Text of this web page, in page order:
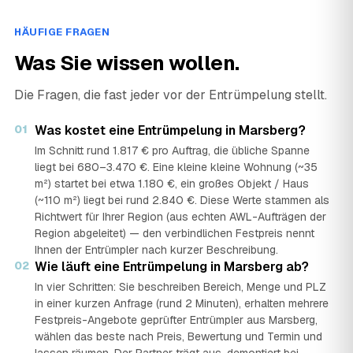
HÄUFIGE FRAGEN
Was Sie wissen wollen.
Die Fragen, die fast jeder vor der Entrümpelung stellt.
01 Was kostet eine Entrümpelung in Marsberg?
Im Schnitt rund 1.817 € pro Auftrag, die übliche Spanne
liegt bei 680–3.470 €. Eine kleine kleine Wohnung (~35
m²) startet bei etwa 1.180 €, ein großes Objekt / Haus
(~110 m²) liegt bei rund 2.840 €. Diese Werte stammen als
Richtwert für Ihrer Region (aus echten AWL-Aufträgen der
Region abgeleitet) — den verbindlichen Festpreis nennt
Ihnen der Entrümpler nach kurzer Beschreibung.
02 Wie läuft eine Entrümpelung in Marsberg ab?
In vier Schritten: Sie beschreiben Bereich, Menge und PLZ
in einer kurzen Anfrage (rund 2 Minuten), erhalten mehrere
Festpreis-Angebote geprüfter Entrümpler aus Marsberg,
wählen das beste nach Preis, Bewertung und Termin und